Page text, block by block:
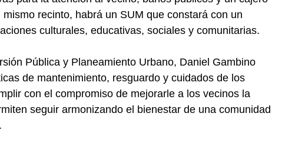
recinto, habrá un SUM que constará con un
culturales, educativas, sociales y comunitarias.
Pública y Planeamiento Urbano, Daniel Gambino
de mantenimiento, resguardo y cuidados de los
con el compromiso de mejorarle a los vecinos la
seguir armonizando el bienestar de una comunidad